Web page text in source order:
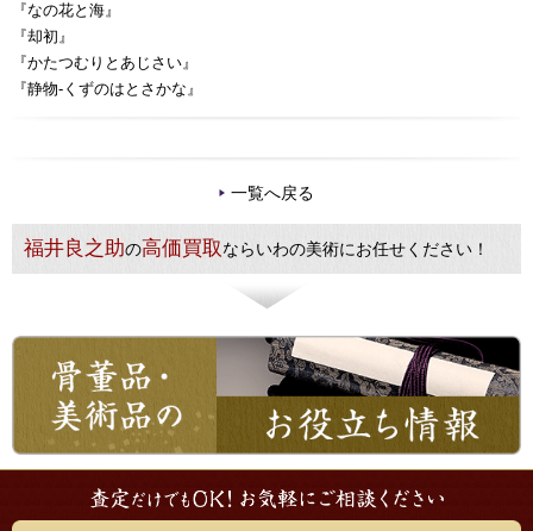
『なの花と海』
『却初』
『かたつむりとあじさい』
『静物‐くずのはとさかな』
一覧へ戻る
福井良之助の高価買取ならいわの美術にお任せください！